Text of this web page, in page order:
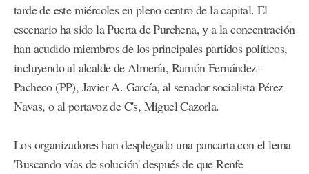
tarde de este miércoles en pleno centro de la capital. El
escenario ha sido la Puerta de Purchena, y a la concentración
han acudido miembros de los principales partidos políticos,
incluyendo al alcalde de Almería, Ramón Fernández-
Pacheco (PP), Javier A. García, al senador socialista Pérez
Navas, o al portavoz de C's, Miguel Cazorla.
Los organizadores han desplegado una pancarta con el lema
'Buscando vías de solución' después de que Renfe